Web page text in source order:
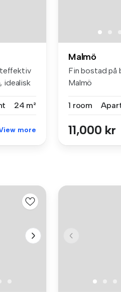
idealisk
24 m²
more
Malmö
Fin bostad på
Malmö
1 room
11,000 kr